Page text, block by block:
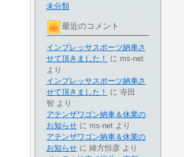
未分類
最近のコメント
インプレッサスポーツ納車さ
せて頂きました！
に ms-net
より
インプレッサスポーツ納車さ
せて頂きました！
に 寺田
智 より
アテンザワゴン納車＆休業の
お知らせ に ms-net より
アテンザワゴン納車＆休業の
お知らせ に 緒方恒彦 より